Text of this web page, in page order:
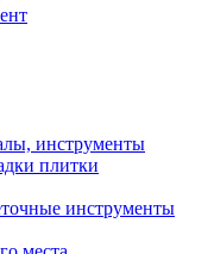
инструменты
плитки
инструменты